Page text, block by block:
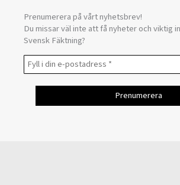
Prenumerera på vårt nyhetsbrev!
Du missar väl inte att få nyheter och viktig
Svensk Fäktning?